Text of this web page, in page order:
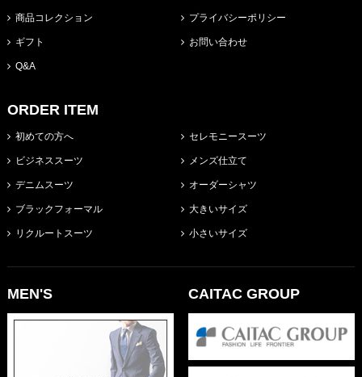
商品コレクション
ギフト
Q&A
プライバシーポリシー
お問い合わせ
ORDER ITEM
初めての方へ
ビジネススーツ
デニムスーツ
ブラックフォーマル
リクルートスーツ
セレモニースーツ
メンズ仕立て
オーダーシャツ
大きいサイズ
小さいサイズ
MEN'S CAITAC GROUP